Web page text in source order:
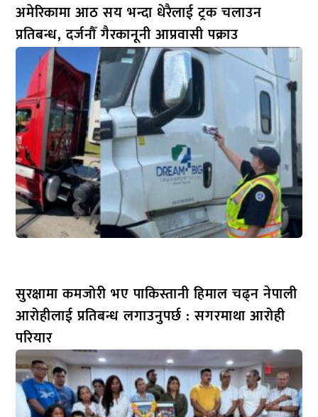
अमेरिकामा आठ सय भन्दा धेरैलाई ट्रक चलाउन
प्रतिबन्ध, दर्जनौँ गैरकानूनी आप्रवासी पक्राउ
सुरक्षामा कमजोरी भए पाकिस्तानी हिमाल चढ्न नेपाली
आरोहीलाई प्रतिबन्ध लगाउनुपर्छ : सगरमाथा आरोही
परियार